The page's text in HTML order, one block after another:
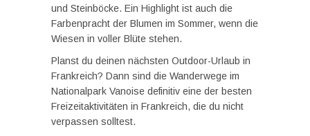
und Steinböcke. Ein Highlight ist auch die
Farbenpracht der Blumen im Sommer, wenn die
Wiesen in voller Blüte stehen.
Planst du deinen nächsten Outdoor-Urlaub in
Frankreich? Dann sind die Wanderwege im
Nationalpark Vanoise definitiv eine der besten
Freizeitaktivitäten in Frankreich, die du nicht
verpassen solltest.